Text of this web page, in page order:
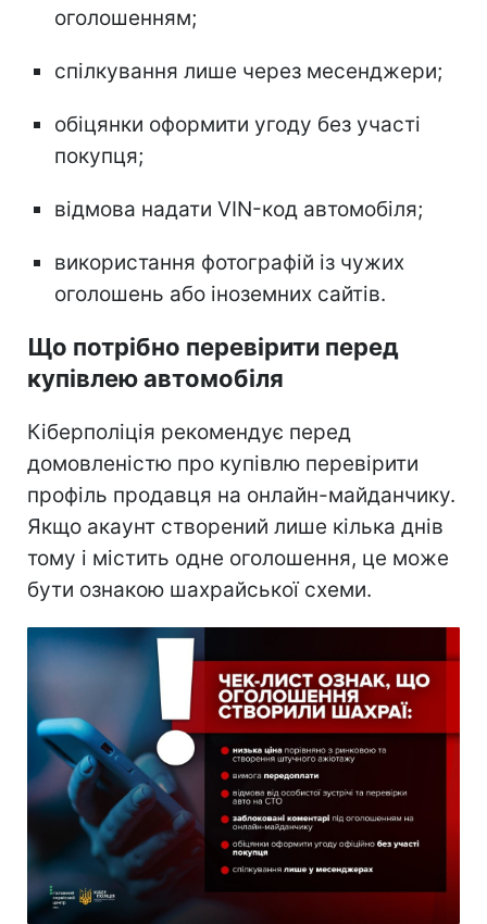
оголошенням;
спілкування лише через месенджери;
обіцянки оформити угоду без участі
покупця;
відмова надати VIN-код автомобіля;
використання фотографій із чужих
оголошень або іноземних сайтів.
Що потрібно перевірити перед
купівлею автомобіля
Кіберполіція рекомендує перед
домовленістю про купівлю перевірити
профіль продавця на онлайн-майданчику.
Якщо акаунт створений лише кілька днів
тому і містить одне оголошення, це може
бути ознакою шахрайської схеми.